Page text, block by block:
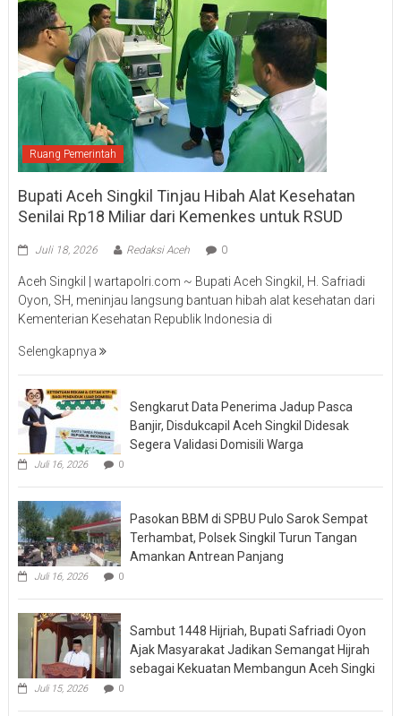
Ruang Pemerintah
Bupati Aceh Singkil Tinjau Hibah Alat Kesehatan
Senilai Rp18 Miliar dari Kemenkes untuk RSUD
Juli 18, 2026 Redaksi Aceh 0
Aceh Singkil | wartapolri.com ~ Bupati Aceh Singkil, H. Safriadi
Oyon, SH, meninjau langsung bantuan hibah alat kesehatan dari
Kementerian Kesehatan Republik Indonesia di
Selengkapnya
Sengkarut Data Penerima Jadup Pasca
Banjir, Disdukcapil Aceh Singkil Didesak
Segera Validasi Domisili Warga
Juli 16, 2026 0
Pasokan BBM di SPBU Pulo Sarok Sempat
Terhambat, Polsek Singkil Turun Tangan
Amankan Antrean Panjang
Juli 16, 2026 0
Sambut 1448 Hijriah, Bupati Safriadi Oyon
Ajak Masyarakat Jadikan Semangat Hijrah
sebagai Kekuatan Membangun Aceh Singki
Juli 15, 2026 0